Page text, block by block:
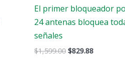
El primer bloqueador
24 antenas bloquea
señales
$1,599.00 $829.88